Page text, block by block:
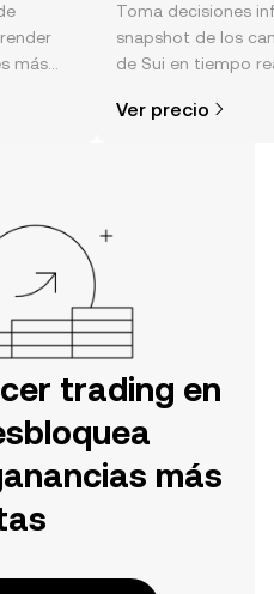
más
de
Toma decisiones
snapshot de los
de Sui en tiempo
Ver precio
trading en
más